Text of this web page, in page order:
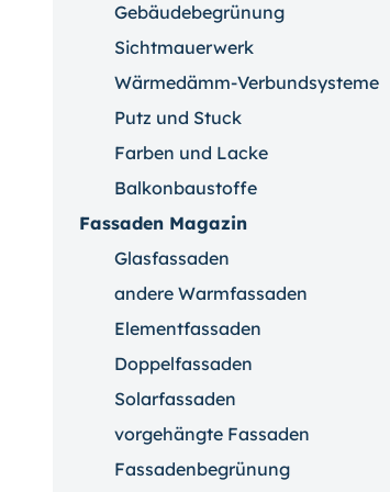
Gebäudebegrünung
Sichtmauerwerk
Wärmedämm-Verbundsysteme
Putz und Stuck
Farben und Lacke
Balkonbaustoffe
Fassaden Magazin
Glasfassaden
andere Warmfassaden
Elementfassaden
Doppelfassaden
Solarfassaden
vorgehängte Fassaden
Fassadenbegrünung